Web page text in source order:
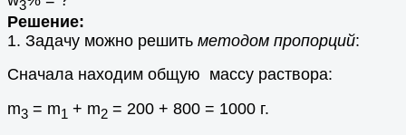
3
Решение:
1. Задачу можно решить методом пропорций:
Сначала находим общую массу раствора:
m3 = m1 + m2 = 200 + 800 = 1000 г.